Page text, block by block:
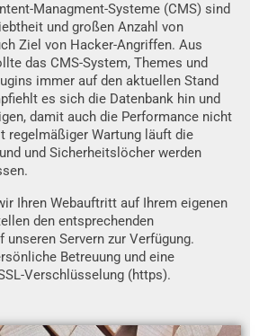
Managment-Systeme (CMS) sind
und großen Anzahl von
Ziel von Hacker-Angriffen. Aus
das CMS-System, Themes und
immer auf den aktuellen Stand
es sich die Datenbank hin und
damit auch die Performance nicht
regelmäßiger Wartung läuft die
und Sicherheitslöcher werden
Ihren Webauftritt auf Ihrem eigenen
den entsprechenden
unseren Servern zur Verfügung.
Betreuung und eine
Verschlüsselung (https).